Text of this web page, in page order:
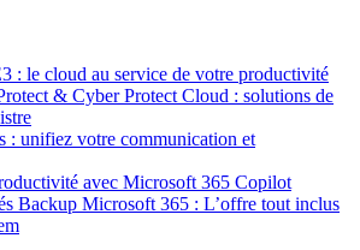
: le cloud au service de votre productivité
& Cyber Protect Cloud : solutions de
: unifiez votre communication et
avec Microsoft 365 Copilot
Backup Microsoft 365 : L’offre tout inclus